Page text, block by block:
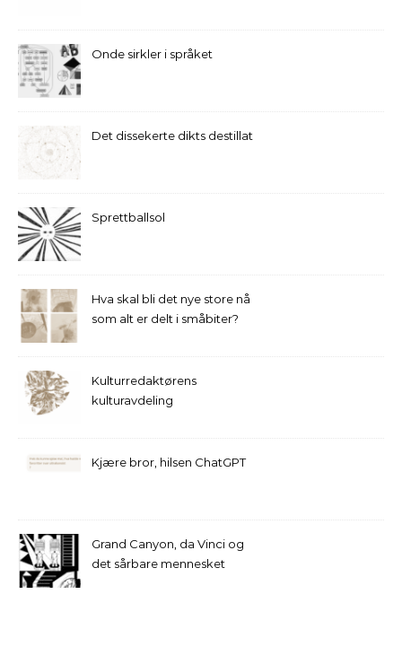
Onde sirkler i språket
Det dissekerte dikts destillat
Sprettballsol
Hva skal bli det nye store nå
som alt er delt i småbiter?
Kulturredaktørens
kulturavdeling
Kjære bror, hilsen ChatGPT
Grand Canyon, da Vinci og
det sårbare mennesket